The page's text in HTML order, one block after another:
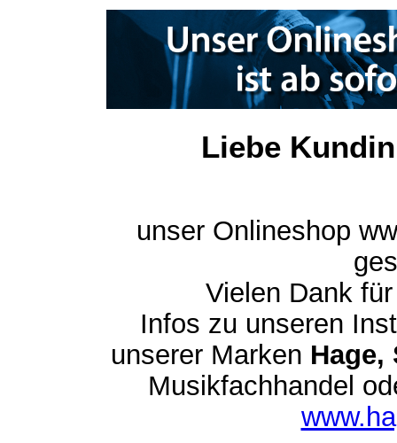
Liebe
unser Onlineshop
Vielen Dank
Infos zu unseren
unserer Marken Hage,
Musikfachhandel